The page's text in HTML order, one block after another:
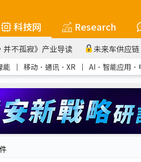
科技网 Research
并不孤寂》产业导读 未来车供应链
能 ｜ 移动．通讯．XR ｜ AI．智能应用．